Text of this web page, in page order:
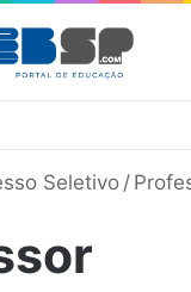
Seletivo /